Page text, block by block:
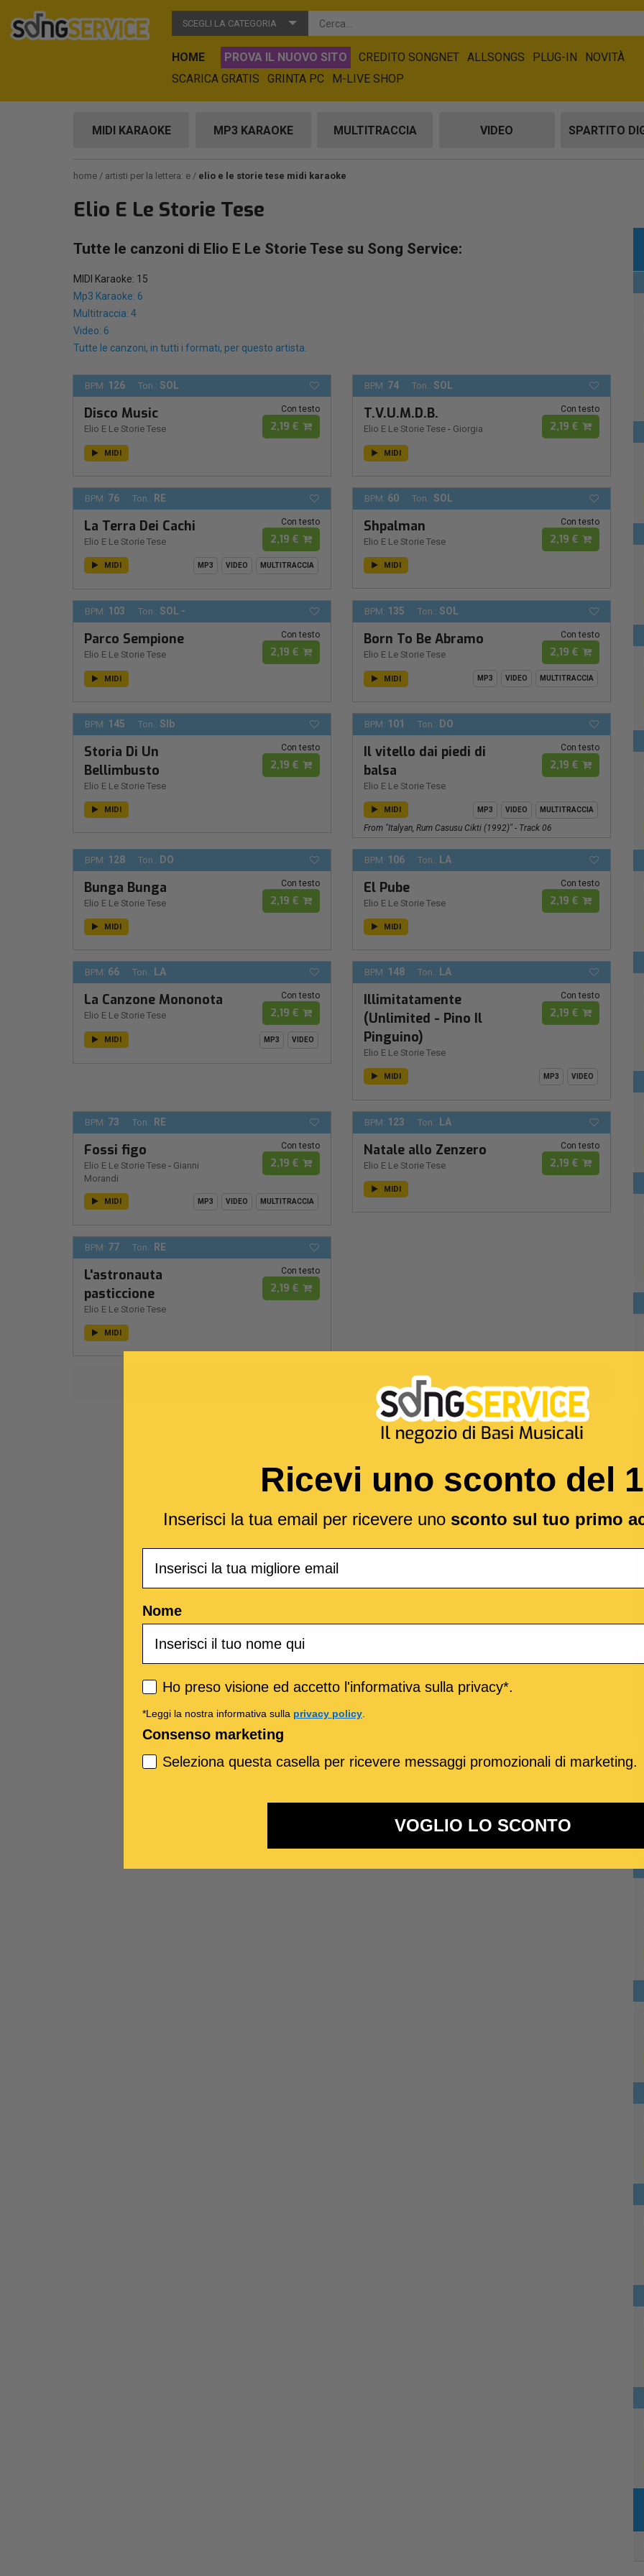
SCEGLI LA CATEGORIA
HOME PROVA IL NUOVO SITO CREDITO SONGNET ALLSONGS PLUG-IN
NOVITÀ
SCARICA GRATIS
GRINTA PC M-LIVE SHOP
MIDI KARAOKE MP3 KARAOKE MULTITRACCIA VIDEO SPARTITO
home artisti per la lettera: e elio e le storie tese midi karaoke
Elio E Le Storie Tese
Tutte le canzoni di Elio E Le Storie Tese su Song Service:
MIDI Karaoke: 15
Mp3 Karaoke: 6
Multitraccia: 4
Video: 6
Tutte le canzoni, in tutti i formati, per questo artista.
BPM: 126 Ton.: SOL
Disco Music
Elio E Le Storie Tese
Con testo
2,19 €
MIDI
BPM: 74 Ton.: SOL
T.V.U.M.D.B.
Elio E Le Storie Tese - Giorgia
Con testo
2,19 €
MIDI
BPM: 76 Ton.: RE
La Terra Dei Cachi
Elio E Le Storie Tese
Con testo
2,19 €
MIDI MP3 VIDEO MULTITRACCIA
BPM: 60 Ton.: SOL
Shpalman
Elio E Le Storie Tese
Con testo
2,19 €
MIDI
BPM: 103 Ton.: SOL -
Parco Sempione
Elio E Le Storie Tese
Con testo
2,19 €
MIDI
BPM: 135 Ton.: SOL
Born To Be Abramo
Elio E Le Storie Tese
Con testo
2,19 €
MIDI MP3 VIDEO MULTITRACCIA
BPM: 145 Ton.: SIb
Storia Di Un
Bellimbusto
Elio E Le Storie Tese
Con testo
2,19 €
MIDI
BPM: 101 Ton.: DO
Il vitello dai piedi di
balsa
Elio E Le Storie Tese
Con testo
2,19 €
MIDI MP3 VIDEO MULTITRACCIA
From "Italyan, Rum Casusu Cikti (1992)" - Track 06
BPM: 128 Ton.: DO
Bunga Bunga
Elio E Le Storie Tese
Con testo
2,19 €
MIDI
BPM: 106 Ton.: LA
El Pube
Elio E Le Storie Tese
Con testo
2,19 €
MIDI
BPM: 66 Ton.: LA
La Canzone Mononota
Elio E Le Storie Tese
Con testo
2,19 €
MIDI MP3 VIDEO
BPM: 148 Ton.: LA
Illimitatamente
(Unlimited - Pino Il
Pinguino)
Elio E Le Storie Tese
Con testo
2,19 €
MIDI MP3 VIDEO
BPM: 73 Ton.: RE
Fossi figo
Elio E Le Storie Tese - Gianni
Morandi
Con testo
2,19 €
MIDI MP3 VIDEO MULTITRACCIA
BPM: 123 Ton.: LA
Natale allo Zenzero
Elio E Le Storie Tese
Con testo
2,19 €
MIDI
BPM: 77 Ton.: RE
L'astronauta
pasticcione
Elio E Le Storie Tese
Con testo
2,19 €
MIDI
Ricevi uno sconto del
Inserisci la tua email per ricevere uno sconto sul tuo primo
Nome
Privacy policy
Ho preso visione ed accetto l'informativa sulla privacy*.
*Leggi la nostra informativa sulla privacy policy.
Consenso marketing
Seleziona questa casella per ricevere messaggi promozionali di marketing.
VOGLIO LO SCONTO